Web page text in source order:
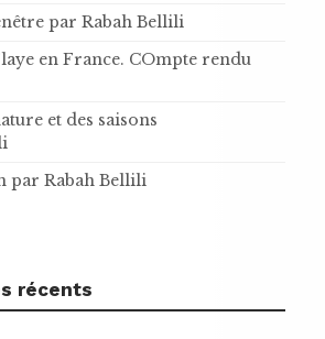
par Rabah Bellili
en France. COmpte rendu
et des saisons
par Rabah Bellili
récents